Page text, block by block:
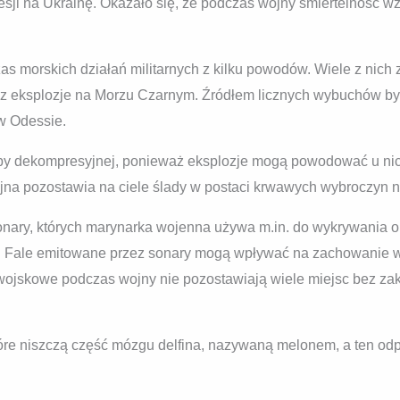
morskich działań militarnych z kilku powodów. Wiele z nich
na Morzu Czarnym. Źródłem licznych wybuchów
Odessie.
dekompresyjnej, ponieważ eksplozje mogą powodować u
pozostawia na ciele ślady w postaci krwawych wybroczyn
których marynarka wojenna używa m.in. do wykrywania
emitowane przez sonary mogą wpływać na zachowanie
podczas wojny nie pozostawiają wiele miejsc bez
niszczą część mózgu delfina, nazywaną melonem, a ten